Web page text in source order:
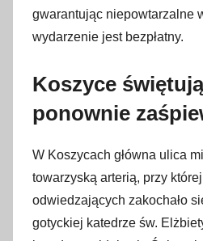
gwarantując niepowtarzalne
wydarzenie jest bezpłatny.
Koszyce
ponownie
W Koszycach główna ulica
towarzyską arterią, przy
odwiedzających zakochało
gotyckiej katedrze św.